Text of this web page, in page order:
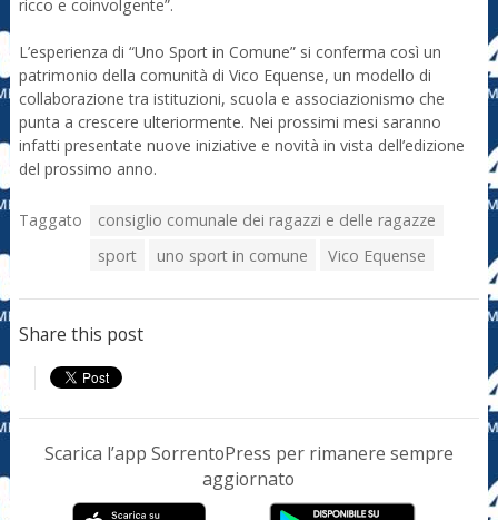
ricco e coinvolgente”.
L’esperienza di “Uno Sport in Comune” si conferma così un
patrimonio della comunità di Vico Equense, un modello di
collaborazione tra istituzioni, scuola e associazionismo che
punta a crescere ulteriormente. Nei prossimi mesi saranno
infatti presentate nuove iniziative e novità in vista dell’edizione
del prossimo anno.
Taggato
consiglio comunale dei ragazzi e delle ragazze
sport
uno sport in comune Vico Equense
Share this post
Scarica l’app SorrentoPress per rimanere sempre
aggiornato